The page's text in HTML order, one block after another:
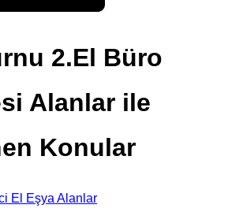
2.El Büro
Alanlar ile
Konular